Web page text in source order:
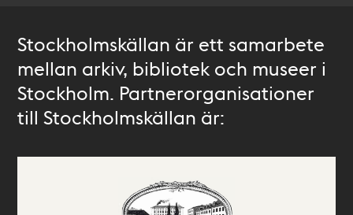
Stockholmskällan är ett samarbete
mellan arkiv, bibliotek och museer i
Stockholm. Partnerorganisationer
till Stockholmskällan är: